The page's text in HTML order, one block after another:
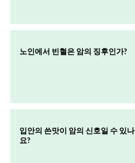
노인에서 빈혈은 암의 징후인가?
입안의 쓴맛이 암의 신호일 수 있나
요?